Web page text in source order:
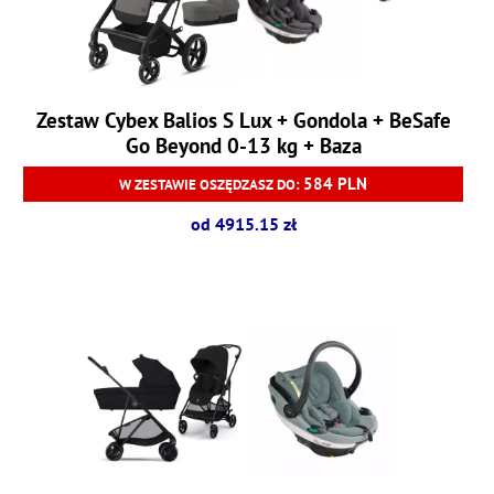
Zestaw Cybex Balios S Lux + Gondola + BeSafe
Go Beyond 0-13 kg + Baza
W ZESTAWIE OSZĘDZASZ DO: 584 PLN
od 4915.15 zł